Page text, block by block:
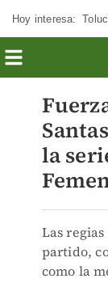
Hoy interesa:
la
Las
partido,
como la